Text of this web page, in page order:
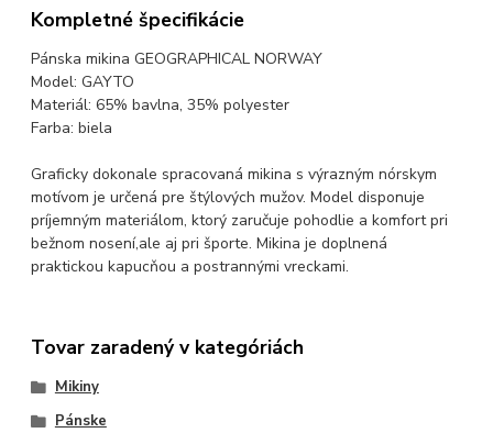
Kompletné špecifikácie
Pánska mikina GEOGRAPHICAL NORWAY
Model: GAYTO
Materiál: 65% bavlna, 35% polyester
Farba: biela
Graficky dokonale spracovaná mikina s výrazným nórskym
motívom je určená pre štýlových mužov. Model disponuje
príjemným materiálom, ktorý zaručuje pohodlie a komfort pri
bežnom nosení,ale aj pri športe. Mikina je doplnená
praktickou kapucňou a postrannými vreckami.
Tovar zaradený v kategóriách
Mikiny
Pánske